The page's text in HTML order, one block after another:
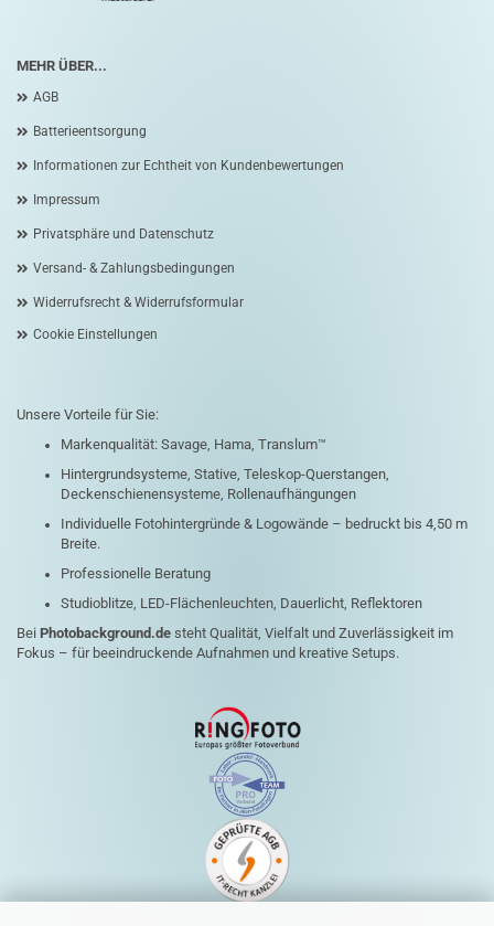
MEHR ÜBER...
AGB
Batterieentsorgung
Informationen zur Echtheit von Kundenbewertungen
Impressum
Privatsphäre und Datenschutz
Versand- & Zahlungsbedingungen
Widerrufsrecht & Widerrufsformular
Cookie Einstellungen
Unsere Vorteile für Sie:
Markenqualität: Savage, Hama, Translum™
Hintergrundsysteme, Stative, Teleskop-Querstangen,
Deckenschienensysteme, Rollenaufhängungen
Individuelle Fotohintergründe & Logowände – bedruckt bis 4,50 m
Breite.
Professionelle Beratung
Studioblitze, LED-Flächenleuchten, Dauerlicht, Reflektoren
Bei Photobackground.de steht Qualität, Vielfalt und Zuverlässigkeit im
Fokus – für beeindruckende Aufnahmen und kreative Setups.